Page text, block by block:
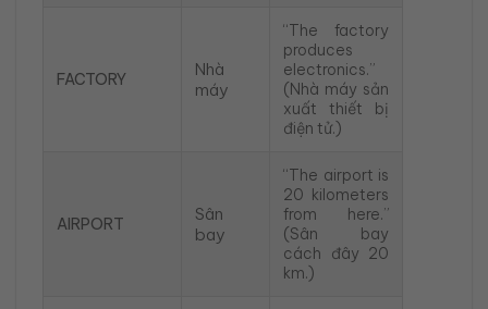
FACTORY
Nhà
máy
“The factory
produces
electronics.”
(Nhà máy sản
xuất thiết bị
điện tử.)
AIRPORT
Sân
bay
“The airport is
20 kilometers
from here.”
(Sân bay
cách đây 20
km.)